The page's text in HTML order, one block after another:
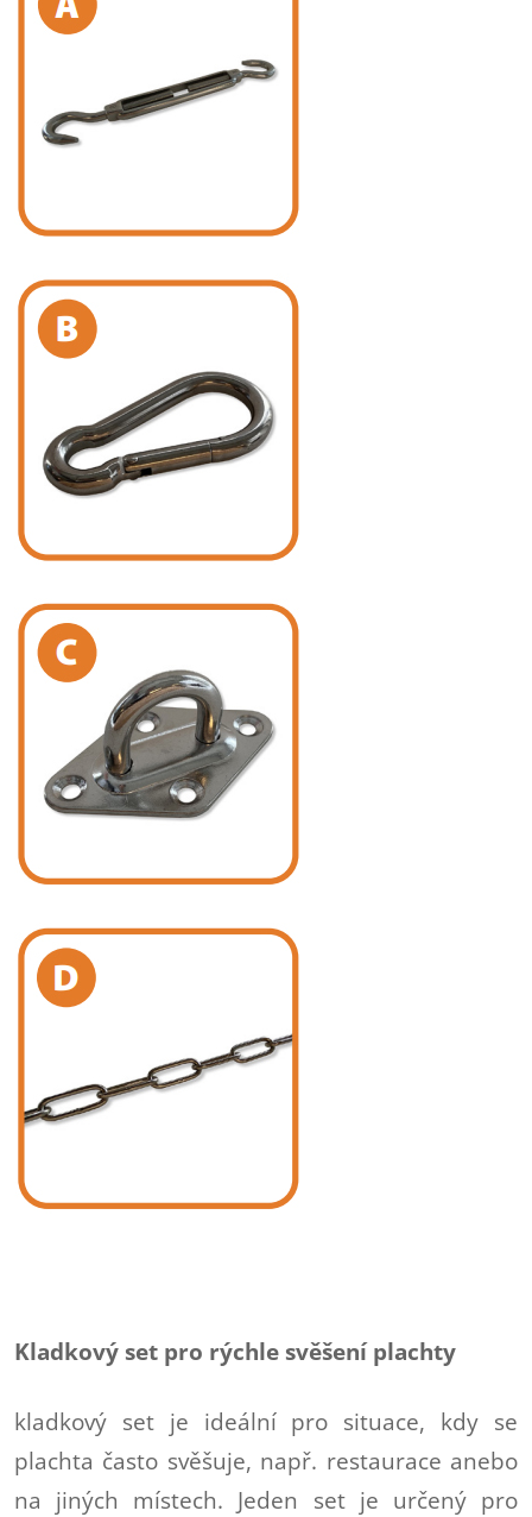
Kladkový set pro rýchle svěšení plachty
kladkový set je ideální pro situace, kdy se
plachta často svěšuje, např. restaurace anebo
na jiných místech. Jeden set je určený pro